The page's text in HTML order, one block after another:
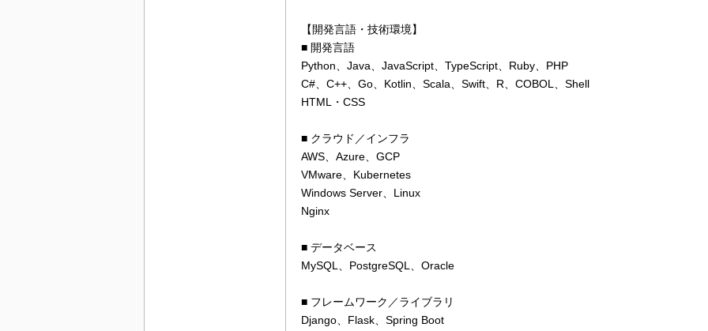
【開発言語・技術環境】
■ 開発言語
Python、Java、JavaScript、TypeScript、Ruby、PHP
C#、C++、Go、Kotlin、Scala、Swift、R、COBOL、Shell
HTML・CSS
■ クラウド／インフラ
AWS、Azure、GCP
VMware、Kubernetes
Windows Server、Linux
Nginx
■ データベース
MySQL、PostgreSQL、Oracle
■ フレームワーク／ライブラリ
Django、Flask、Spring Boot